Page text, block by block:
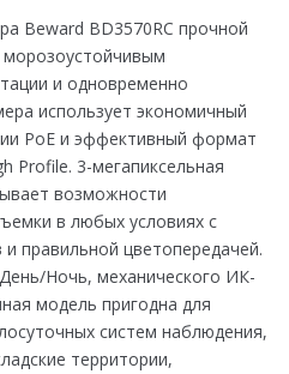
Beward BD3570RC прочной
морозоустойчивым
и одновременно
использует экономичный
PoE и эффективный формат
Profile. 3-мегапиксельная
возможности
в любых условиях с
правильной цветопередачей.
Ночь, механического ИК-
модель пригодна для
систем наблюдения,
территории,